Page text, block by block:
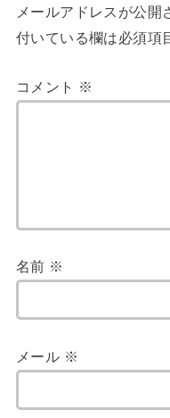
メールアドレスが公開
付いている欄は必須項
コメント ※
名前 ※
メール ※